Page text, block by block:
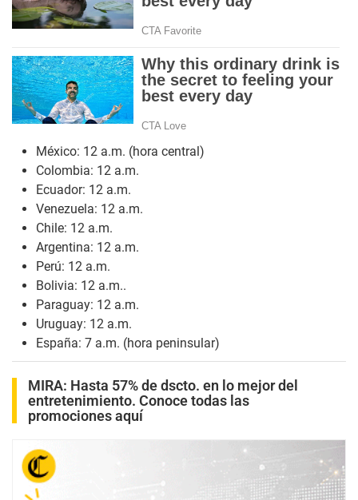
México: 12 a.m. (hora central)
Colombia: 12 a.m.
Ecuador: 12 a.m.
Venezuela: 12 a.m.
Chile: 12 a.m.
Argentina: 12 a.m.
Perú: 12 a.m.
Bolivia: 12 a.m..
Paraguay: 12 a.m.
Uruguay: 12 a.m.
España: 7 a.m. (hora peninsular)
MIRA: Hasta 57% de dscto. en lo mejor del
entretenimiento. Conoce todas las
promociones aquí